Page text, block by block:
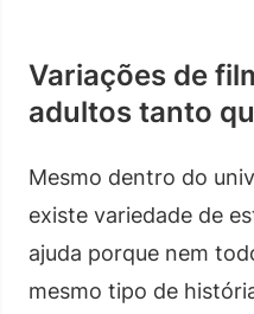
Variações de
adultos tanto
Mesmo dentro do
existe variedade de
ajuda porque nem
mesmo tipo de